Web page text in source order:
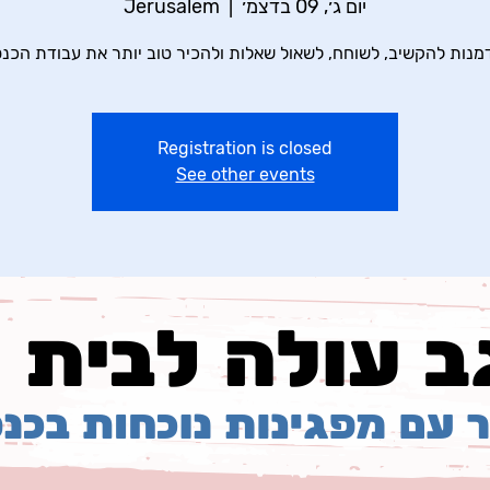
יום ג׳, 09 בדצמ׳ Jerusalem
להקשיב, לשוחח, לשאול שאלות ולהכיר טוב יותר את עבודת
Registration is closed
See other events